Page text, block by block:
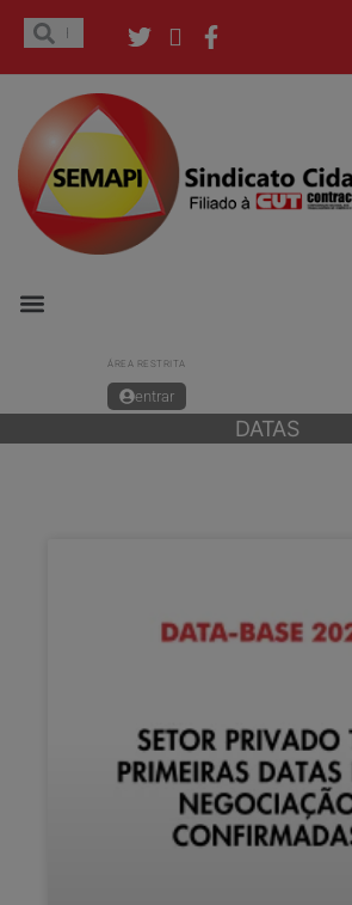
ÁREA RESTRITA
entrar
DATAS